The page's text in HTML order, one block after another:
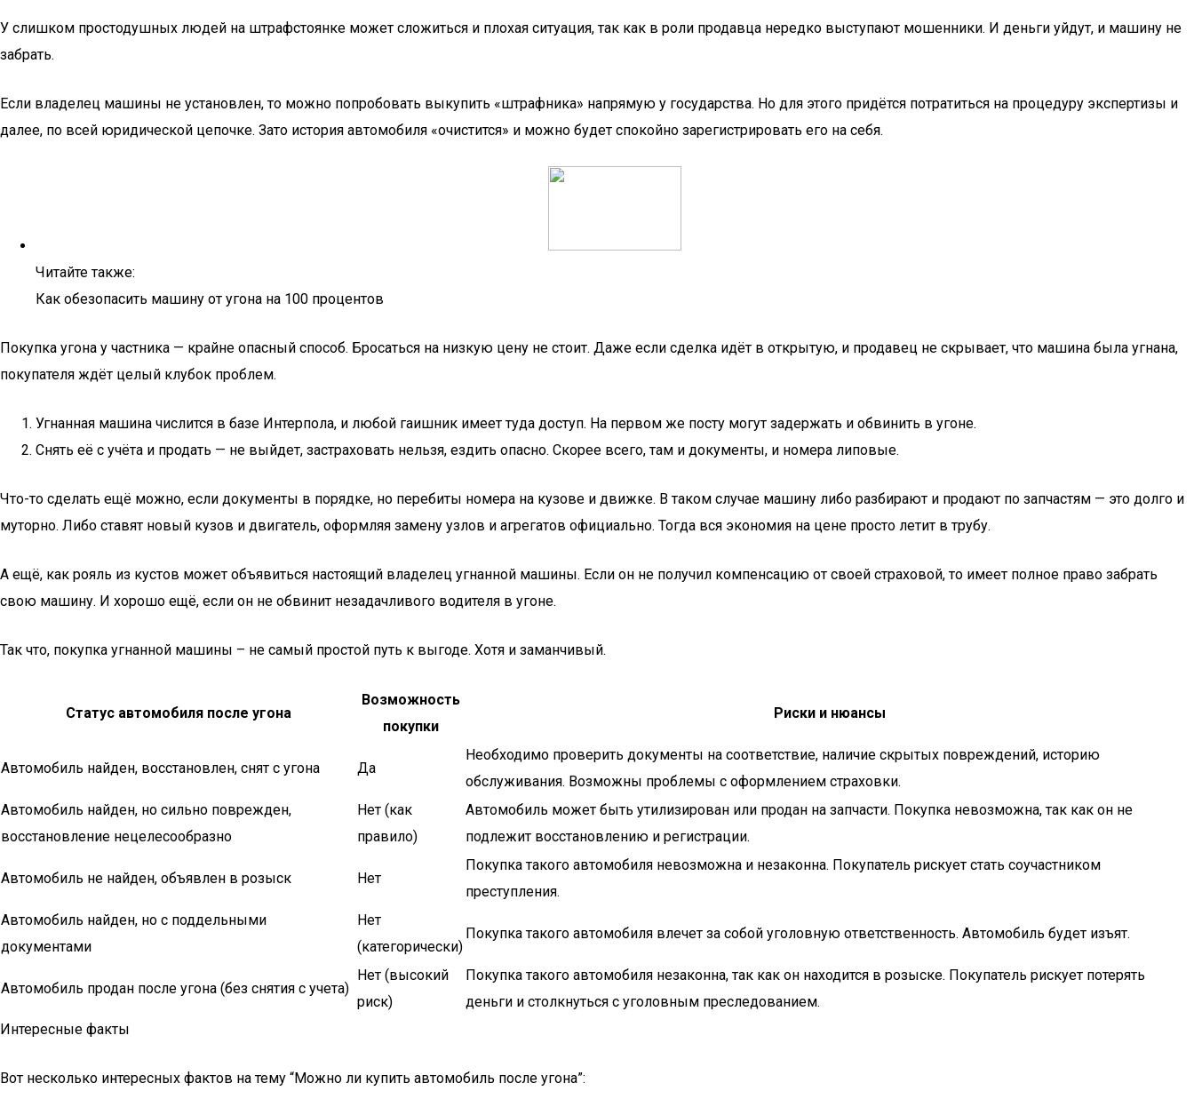
У слишком простодушных людей на штрафстоянке может сложиться и плохая ситуация, так как в роли продавца нередко выступают мошенники. И деньги уйдут, и машину не
забрать.
Если владелец машины не установлен, то можно попробовать выкупить «штрафника» напрямую у государства. Но для этого придётся потратиться на процедуру экспертизы и
далее, по всей юридической цепочке. Зато история автомобиля «очистится» и можно будет спокойно зарегистрировать его на себя.
Читайте также:
Как обезопасить машину от угона на 100 процентов
Покупка угона у частника — крайне опасный способ. Бросаться на низкую цену не стоит. Даже если сделка идёт в открытую, и продавец не скрывает, что машина была угнана,
покупателя ждёт целый клубок проблем.
Угнанная машина числится в базе Интерпола, и любой гаишник имеет туда доступ. На первом же посту могут задержать и обвинить в угоне.
Снять её с учёта и продать — не выйдет, застраховать нельзя, ездить опасно. Скорее всего, там и документы, и номера липовые.
Что-то сделать ещё можно, если документы в порядке, но перебиты номера на кузове и движке. В таком случае машину либо разбирают и продают по запчастям — это долго и
муторно. Либо ставят новый кузов и двигатель, оформляя замену узлов и агрегатов официально. Тогда вся экономия на цене просто летит в трубу.
А ещё, как рояль из кустов может объявиться настоящий владелец угнанной машины. Если он не получил компенсацию от своей страховой, то имеет полное право забрать
свою машину. И хорошо ещё, если он не обвинит незадачливого водителя в угоне.
Так что, покупка угнанной машины – не самый простой путь к выгоде. Хотя и заманчивый.
Статус автомобиля после угона
Возможность
покупки
Риски и нюансы
Автомобиль найден, восстановлен, снят с угона Да
Необходимо проверить документы на соответствие, наличие скрытых повреждений, историю
обслуживания. Возможны проблемы с оформлением страховки.
Автомобиль найден, но сильно поврежден,
восстановление нецелесообразно
Нет (как
правило)
Автомобиль может быть утилизирован или продан на запчасти. Покупка невозможна, так как он не
подлежит восстановлению и регистрации.
Автомобиль не найден, объявлен в розыск Нет
Покупка такого автомобиля невозможна и незаконна. Покупатель рискует стать соучастником
преступления.
Автомобиль найден, но с поддельными
документами
Нет
(категорически)
Покупка такого автомобиля влечет за собой уголовную ответственность. Автомобиль будет изъят.
Автомобиль продан после угона (без снятия с учета)
Нет (высокий
риск)
Покупка такого автомобиля незаконна, так как он находится в розыске. Покупатель рискует потерять
деньги и столкнуться с уголовным преследованием.
Интересные факты
Вот несколько интересных фактов на тему “Можно ли купить автомобиль после угона”: